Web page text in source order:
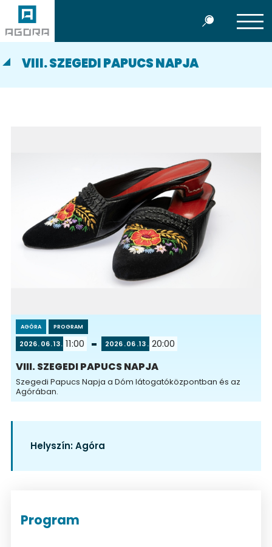
VIII. SZEGEDI PAPUCS NAPJA
AGÓRA PROGRAM
2026 06 13 11:00 2026 06 13 20:00
VIII. SZEGEDI PAPUCS NAPJA
Szegedi Papucs Napja a Dóm látogatóközpontban és az
Agórában.
Helyszín:Agóra
Program